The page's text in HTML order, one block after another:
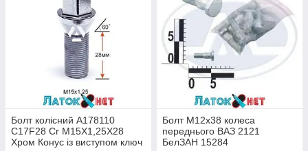
Болт колісний A178110
C17F28 Cr M15X1,25X28
Хром Конус із виступом ключ
Болт М12х38 колеса
переднього ВАЗ 2121
БелЗАН 15284